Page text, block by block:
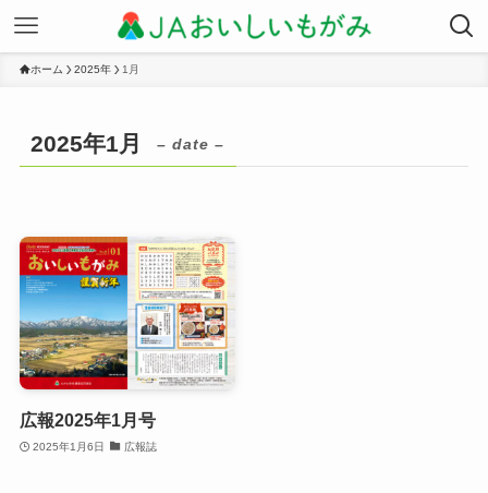
ホーム 2025年 1月
2025年1月 – date –
広報2025年1月号
2025年1月6日 広報誌